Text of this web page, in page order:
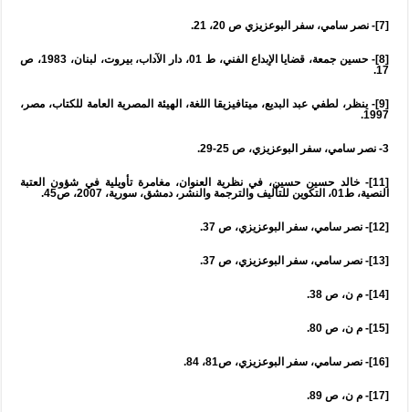
[7]- نصر سامي، سفر البوعزيزي ص 20، 21.
[8]- حسين جمعة، قضايا الإبداع الفني، ط 01، دار الآداب، بيروت، لبنان، 1983، ص
17.
[9]- ينظر، لطفي عبد البديع، ميتافيزيقا اللغة، الهيئة المصرية العامة للكتاب، مصر،
1997.
3- نصر سامي، سفر البوعزيزي، ص 25-29.
[11]- خالد حسين حسين، في نظرية العنوان، مغامرة تأويلية في شؤون العتبة
النصية، ط01، التكوين للتأليف والترجمة والنشر، دمشق، سورية، 2007، ص45.
[12]- نصر سامي، سفر البوعزيزي، ص 37.
[13]- نصر سامي، سفر البوعزيزي، ص 37.
[14]- م ن، ص 38.
[15]- م ن، ص 80.
[16]- نصر سامي، سفر البوعزيزي، ص81، 84.
[17]- م ن، ص 89.